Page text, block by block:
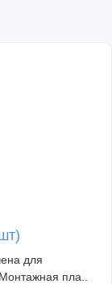
для
пла..